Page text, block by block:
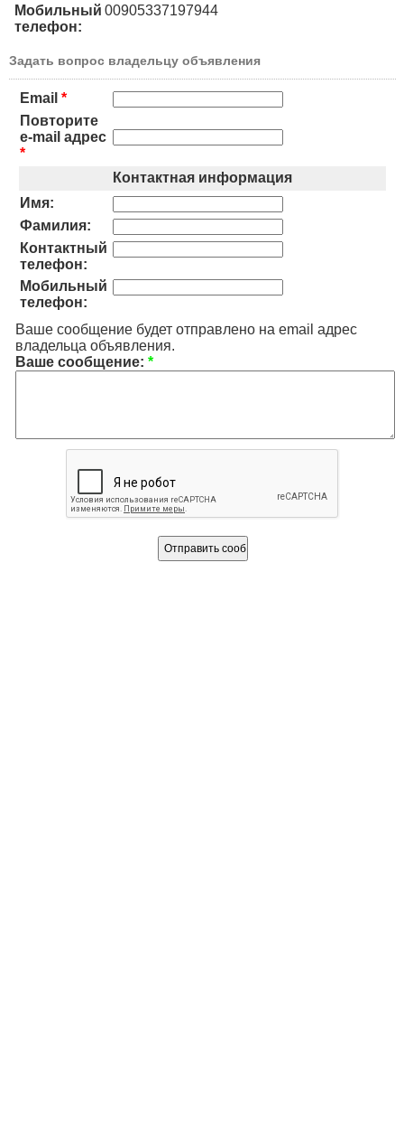
Мобильный
телефон:
00905337197944
Задать вопрос владельцу объявления
Email *
Повторите
e-mail адрес
*
Контактная информация
Имя:
Фамилия:
Контактный
телефон:
Мобильный
телефон:
Ваше сообщение будет отправлено на email адрес
владельца объявления.
Ваше сообщение: *